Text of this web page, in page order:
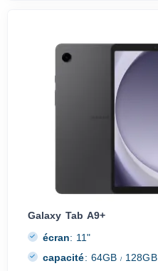
Galaxy Tab A9+
écran: 11"
capacité: 64GB/ 128GB